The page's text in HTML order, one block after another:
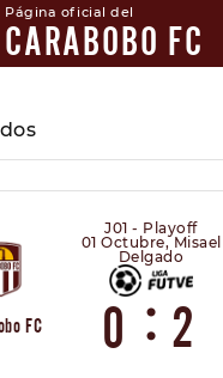
Página oficial del
CARABOBO FC
FC
J01 - Playoff
01 Octubre, Misael
Delgado
0 : 2